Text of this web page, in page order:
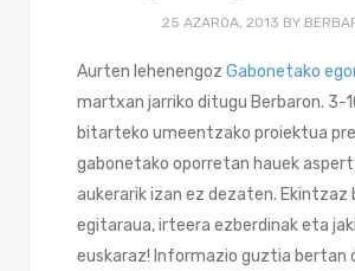
25 AZAROA, 2013 BY
Aurten lehenengoz Gabonetako
martxan jarriko ditugu Berbaron. 3-
bitarteko umeentzako proiektua
gabonetako oporretan hauek
aukerarik izan ez dezaten. Ekintzaz
egitaraua, irteera ezberdinak eta
euskaraz! Informazio guztia bertan